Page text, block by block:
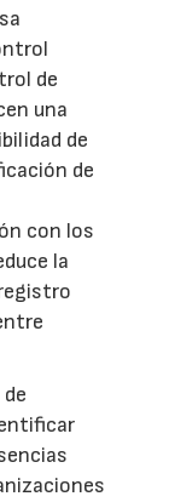
de
una
de
de
con los
la